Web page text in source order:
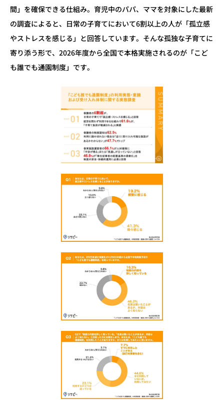
間」を確保できる仕組み。育児中のパパ、ママを対象にした最新
の調査によると、日常の子育てにおいて6割以上の人が「孤立感
やストレスを感じる」と回答しています。そんな孤独な子育てに
寄り添う形で、2026年度から全国で本格実施されるのが「こど
も誰でも通園制度」です。